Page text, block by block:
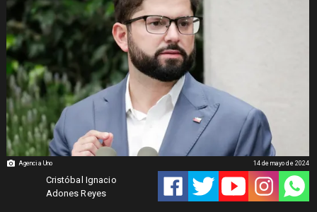
Agencia Uno
Cristóbal Ignacio
Adones Reyes
14 de mayo de 2024